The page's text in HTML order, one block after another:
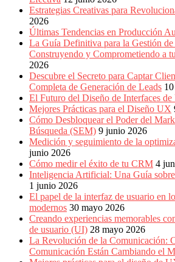
Estrategias Creativas para
2026
Últimas Tendencias en Producción
La Guía Definitiva para la Gestión de
Construyendo y Comprometiendo a
2026
Descubre el Secreto para Captar
Completa de Generación de Leads
El Futuro del Diseño de Interfaces de
Mejores Prácticas para el Diseño UX
Cómo Desbloquear el Poder del
Búsqueda (SEM) 9 junio 2026
Medición y seguimiento de la
junio 2026
Cómo medir el éxito de tu CRM 4
Inteligencia Artificial: Una Guía
1 junio 2026
El papel de la interfaz de usuario en
modernos 30 mayo 2026
Creando experiencias memorables
de usuario (UI) 28 mayo 2026
La Revolución de la Comunicación:
Comunicación Están Cambiando el